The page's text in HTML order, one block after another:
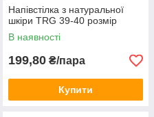
Напівстілка з натуральної
шкіри TRG 39-40 розмір
В наявності
199,80 ₴/пара
Купити